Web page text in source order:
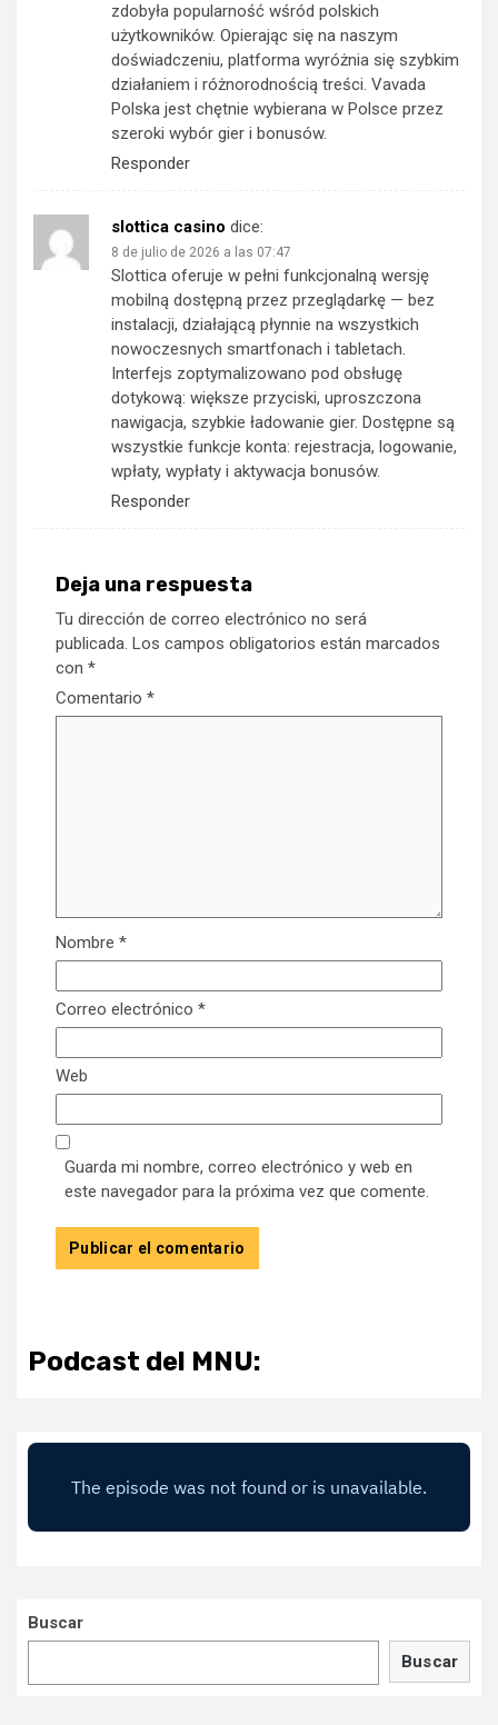
zdobyła popularność wśród polskich
użytkowników. Opierając się na naszym
doświadczeniu, platforma wyróżnia się szybkim
działaniem i różnorodnością treści. Vavada
Polska jest chętnie wybierana w Polsce przez
szeroki wybór gier i bonusów.
Responder
slottica casino dice:
8 de julio de 2026 a las 07:47
Slottica oferuje w pełni funkcjonalną wersję
mobilną dostępną przez przeglądarkę — bez
instalacji, działającą płynnie na wszystkich
nowoczesnych smartfonach i tabletach.
Interfejs zoptymalizowano pod obsługę
dotykową: większe przyciski, uproszczona
nawigacja, szybkie ładowanie gier. Dostępne są
wszystkie funkcje konta: rejestracja, logowanie,
wpłaty, wypłaty i aktywacja bonusów.
Responder
Deja una respuesta
Tu dirección de correo electrónico no será
publicada. Los campos obligatorios están marcados
con *
Comentario *
Nombre *
Correo electrónico *
Web
Guarda mi nombre, correo electrónico y web en
este navegador para la próxima vez que comente.
Podcast del MNU:
Buscar
Buscar